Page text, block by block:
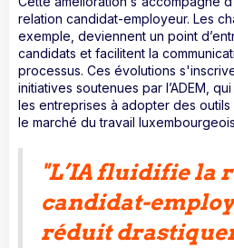
relation candidat-employeur. Les
exemple, deviennent un point
candidats et facilitent la
processus. Ces évolutions
initiatives soutenues par l’ADEM,
les entreprises à adopter des
le marché du travail
"L’IA fluidifie la
candidat-
réduit